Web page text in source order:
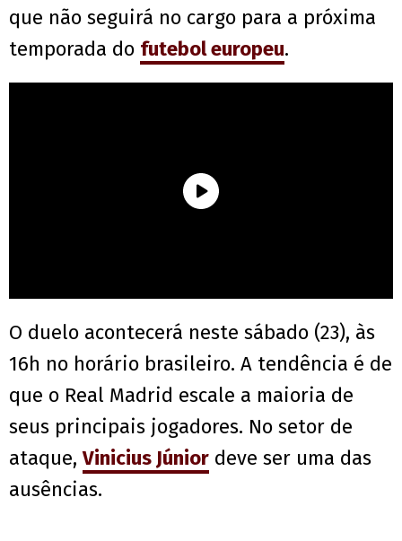
que não seguirá no cargo para a próxima
temporada do futebol europeu.
O duelo acontecerá neste sábado (23), às
16h no horário brasileiro. A tendência é de
que o Real Madrid escale a maioria de
seus principais jogadores. No setor de
ataque,Vinicius Júnior deve ser uma das
ausências.